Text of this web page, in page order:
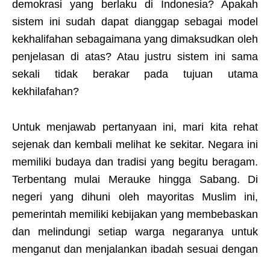
demokrasi yang berlaku di Indonesia? Apakah
sistem ini sudah dapat dianggap sebagai model
kekhalifahan sebagaimana yang dimaksudkan oleh
penjelasan di atas? Atau justru sistem ini sama
sekali tidak berakar pada tujuan utama
kekhilafahan?
Untuk menjawab pertanyaan ini, mari kita rehat
sejenak dan kembali melihat ke sekitar. Negara ini
memiliki budaya dan tradisi yang begitu beragam.
Terbentang mulai Merauke hingga Sabang. Di
negeri yang dihuni oleh mayoritas Muslim ini,
pemerintah memiliki kebijakan yang membebaskan
dan melindungi setiap warga negaranya untuk
menganut dan menjalankan ibadah sesuai dengan